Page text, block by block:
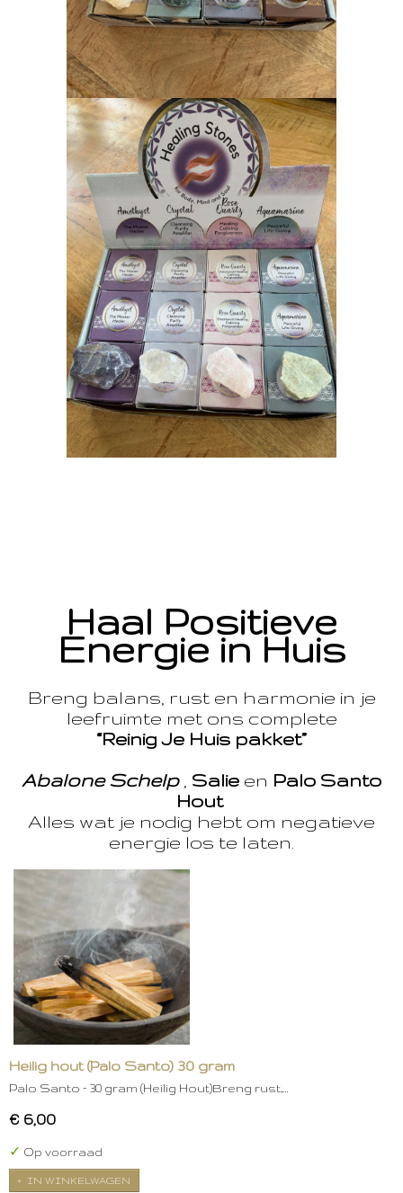
Haal Positieve
Energie in Huis
Breng balans, rust en harmonie in je
leefruimte met ons complete
“Reinig Je Huis pakket”
Abalone Schelp, Salie en Palo Santo
Hout
Alles wat je nodig hebt om negatieve
energie los te laten.
Heilig hout (Palo Santo) 30 gram
Palo Santo – 30 gram (Heilig Hout)Breng rust,…
€ 6,00
✓ Op voorraad
IN WINKELWAGEN